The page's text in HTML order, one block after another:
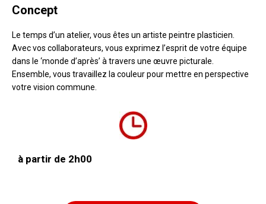
Concept
Le temps d’un atelier, vous êtes un artiste peintre plasticien.
Avec vos collaborateurs, vous exprimez l’esprit de votre équipe
dans le ‘monde d’après’ à travers une œuvre picturale.
Ensemble, vous travaillez la couleur pour mettre en perspective
votre vision commune.
à partir de 2h00